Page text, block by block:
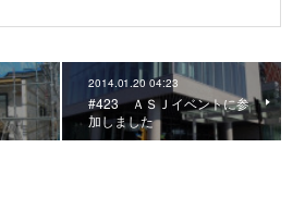
2014.01.20 04:23
#423 ＡＳＪイベントに参
加しました